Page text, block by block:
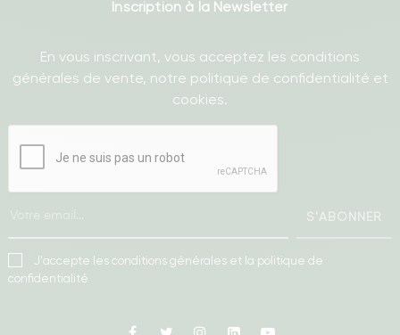
Inscription à la Newsletter
En vous inscrivant, vous acceptez les conditions
générales de vente, notre politique de confidentialité et
cookies.
S'ABONNER
J'accepte les conditions générales et la politique de
confidentialité